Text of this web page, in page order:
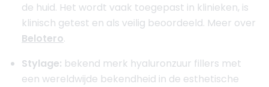
de huid. Het wordt vaak toegepast in klinieken, is
klinisch getest en als veilig beoordeeld. Meer over
Belotero.
Stylage: bekend merk hyaluronzuur fillers met
een wereldwijde bekendheid in de esthetische